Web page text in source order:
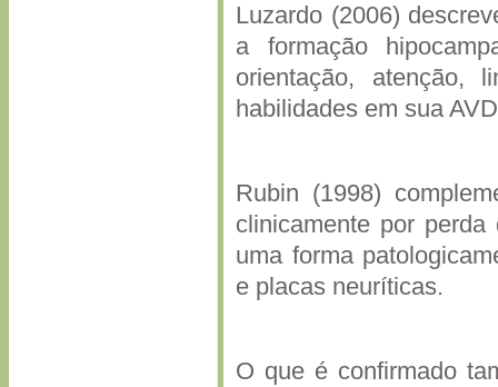
Luzardo (2006)
a formação
orientação, atenção,
habilidades em sua
Rubin (1998)
clinicamente por
uma forma
e placas neuríticas.
O que é confirmado